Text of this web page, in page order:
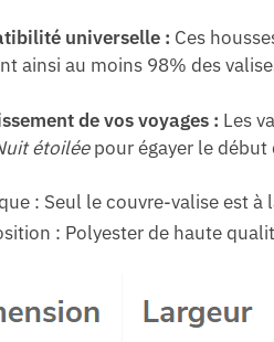
universelle : Ces
ainsi au moins 98% des
de vos voyages : Les
étoiléepour égayer le début
: Seul le couvre-valise est à
: Polyester de haute